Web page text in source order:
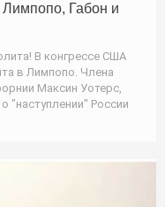
Лимпопо, Габон и
В конгрессе США
в Лимпопо. Члена
Максин Уотерс,
"наступлении" России